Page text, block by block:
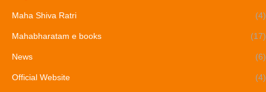
Maha Shiva Ratri (4)
Mahabharatam e books (17)
News (6)
Official Website (4)